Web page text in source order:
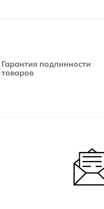
Гарантия подлинности
товаров